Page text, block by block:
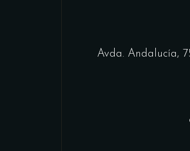
Avda. Andalucía,